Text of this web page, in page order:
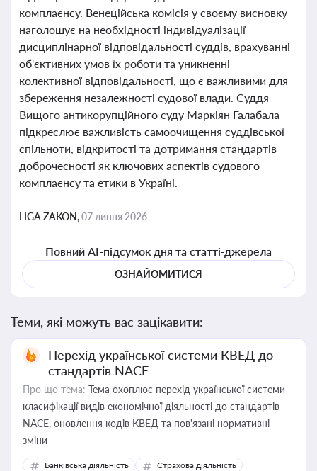
комплаєнсу. Венеційська комісія у своєму висновку
наголошує на необхідності індивідуалізації
дисциплінарної відповідальності суддів, врахуванні
об'єктивних умов їх роботи та уникненні
колективної відповідальності, що є важливими для
збереження незалежності судової влади. Суддя
Вищого антикорупційного суду Маркіян Галабала
підкреслює важливість самоочищення суддівської
спільноти, відкритості та дотримання стандартів
доброчесності як ключових аспектів судового
комплаєнсу та етики в Україні.
LIGA ZAKON,07 липня 2026
Повний AI-підсумок дня та статті-джерела
ОЗНАЙОМИТИСЯ
Теми, які можуть вас зацікавити:
Перехід української системи КВЕД до
стандартів NACE
Про що тема: Тема охоплює перехід української системи
класифікації видів економічної діяльності до стандартів
NACE, оновлення кодів КВЕД та пов'язані нормативні
зміни
Банківська діяльність
Страхова діяльність